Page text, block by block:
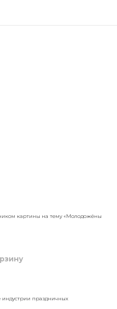
картины на тему «Молодожёны
праздничных